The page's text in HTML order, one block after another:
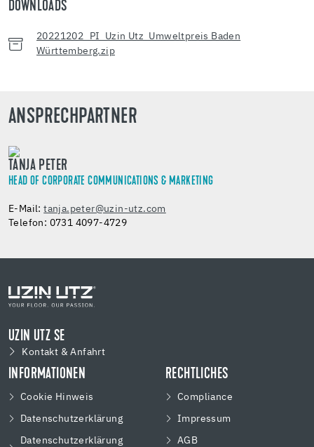
DOWNLOADS
20221202_PI_Uzin Utz_Umweltpreis Baden
Württemberg.zip
ANSPRECHPARTNER
TANJA PETER
HEAD OF CORPORATE COMMUNICATIONS & MARKETING
E-Mail:tanja.peter@uzin-utz.com
Telefon: 0731 4097-4729
UZIN UTZ SE
Kontakt & Anfahrt
INFORMATIONEN
Cookie Hinweis
Datenschutzerklärung
Datenschutzerklärung
RECHTLICHES
Compliance
Impressum
AGB